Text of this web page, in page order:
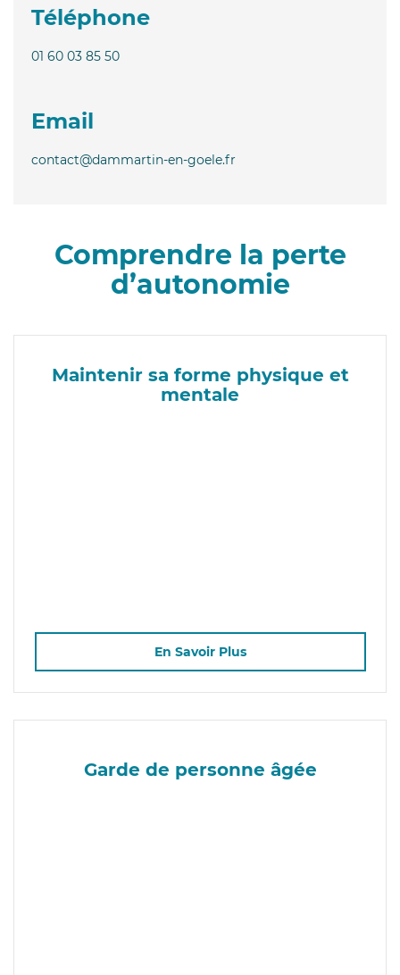
Téléphone
01 60 03 85 50
Email
contact@dammartin-en-goele.fr
Comprendre la perte
d’autonomie
Maintenir sa forme physique et
mentale
En Savoir Plus
Garde de personne âgée